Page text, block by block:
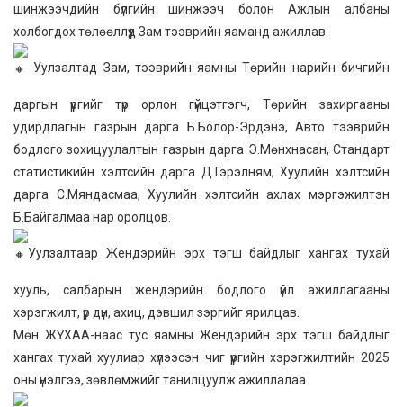
шинжээчдийн бүлгийн шинжээч болон Ажлын албаны
холбогдох төлөөллүүд Зам тээврийн яаманд ажиллав.
Уулзалтад Зам, тээврийн яамны Төрийн нарийн бичгийн
даргын үүргийг түр орлон гүйцэтгэгч, Төрийн захиргааны
удирдлагын газрын дарга Б.Болор-Эрдэнэ, Авто тээврийн
бодлого зохицуулалтын газрын дарга Э.Мөнхнасан, Стандарт
статистикийн хэлтсийн дарга Д.Гэрэлням, Хуулийн хэлтсийн
дарга С.Мяндасмаа, Хуулийн хэлтсийн ахлах мэргэжилтэн
Б.Байгалмаа нар оролцов.
Уулзалтаар Жендэрийн эрх тэгш байдлыг хангах тухай
хууль, салбарын жендэрийн бодлого үйл ажиллагааны
хэрэгжилт, үр дүн, ахиц, дэвшил зэргийг ярилцав.
Мөн ЖҮХАА-наас тус яамны Жендэрийн эрх тэгш байдлыг
хангах тухай хуулиар хүлээсэн чиг үүргийн хэрэгжилтийн 2025
оны үнэлгээ, зөвлөмжийг танилцуулж ажиллалаа.